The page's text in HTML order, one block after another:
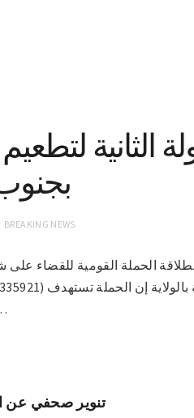
الثانية
BREAKING NEWS
لانطلاقة الحملة القومية للقضاء
الى
تنوير صحفي عن